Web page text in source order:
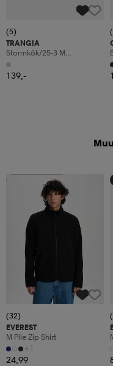
(5)
TRANGIA
Stormkök/25-3 M
Gasolbrännare
139,-
Kampanja -25%
(32)
EVEREST
M Pile Zip Shirt
+1
24,99